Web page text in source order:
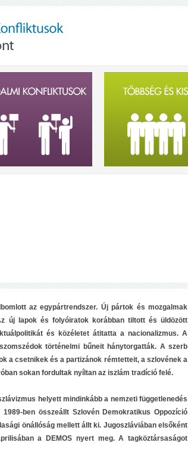
az egypártrendszer. Új pártok és mozgalmak
új lapok és folyóiratok korábban tiltott és üldözött
és közéletet átitatta a nacionalizmus. A
történelmi bűneit hánytorgatták. A szerb
a csetnikek és a partizánok rémtetteit, a szlovének a
sokan fordultak nyíltan az iszlám tradíció felé.
helyett mindinkább a nemzeti függetlenedés
ben összeállt Szlovén Demokratikus Oppozíció
önállóság mellett állt ki. Jugoszláviában elsőként
a DEMOS nyert meg. A tagköztársaságot